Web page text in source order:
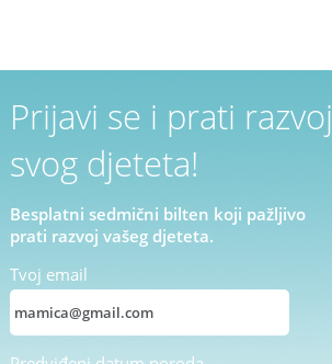
Prijavi se i prati razvoj
svog djeteta!
Besplatni sedmični bilten koji pažljivo
prati razvoj vašeg djeteta.
Tvoj email